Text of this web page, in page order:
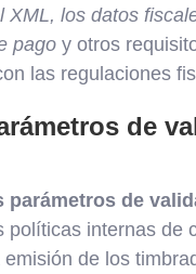
XML, los datos
pagoy otros
las regulaciones
de
de
internas de
de los